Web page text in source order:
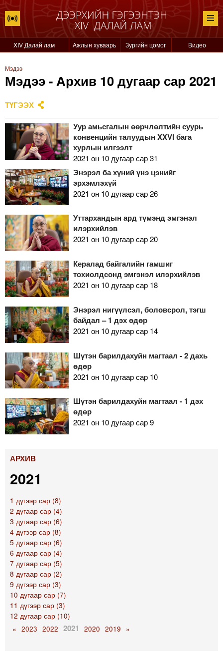
XIV Далай лам Ажлын хуваарь Зургийн цомог Видео
Мэдээ
Мэдээ - Архив 10 дугаар сар 2021
ТҮГЭЭХ
Уур амьсгалын өөрчлөлтийн суурь
конвенцийн талуудын XXVI бага
хурлын илгээлт
2021 он 10 дугаар сар 31
Энэрэл ба хүний үнэ цэнийг
эрхэмлэхүй
2021 он 10 дугаар сар 26
Уттархандын ард түмэнд эмгэнэл
илэрхийлэв
2021 он 10 дугаар сар 20
Кералад байгалийн гамшиг
тохиолдсонд эмгэнэл илэрхийлэв
2021 он 10 дугаар сар 18
Энэрэл нигүүлсэл, боловсрол, тэгш
байдал – 1 дэх өдөр
2021 он 10 дугаар сар 14
Шүтэн барилдахуйн магтаал - 2 дахь
өдөр
2021 он 10 дугаар сар 10
Шүтэн барилдахуйн магтаал - 1 дэх
өдөр
2021 он 10 дугаар сар 9
АРХИВ
2021
1 дүгээр сар (8)
2 дугаар сар (4)
3 дугаар сар (6)
4 дүгээр сар (8)
5 дугаар сар (6)
6 дугаар сар (4)
7 дугаар сар (5)
8 дугаар сар (2)
9 дүгээр сар (3)
10 дугаар сар (7)
11 дүгээр сар (3)
12 дугаар сар (10)
« 2023 2022 2021 2020 2019 »